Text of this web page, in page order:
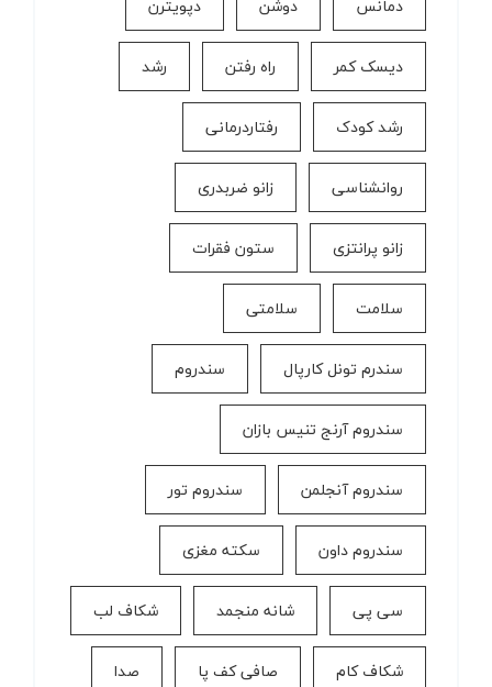
دمانس دوشن دپویترن
دیسک کمر راه رفتن رشد
رشد کودک رفتاردرمانی
روانشناسی زانو ضربدری
زانو پرانتزی ستون فقرات
سلامت سلامتی
سندرم تونل کارپال سندروم
سندروم آرنج تنیس بازان
سندروم آنجلمن سندروم تور
سندروم داون سکته مغزی
سی پی شانه منجمد شکاف لب
شکاف کام صافی کف پا صدا